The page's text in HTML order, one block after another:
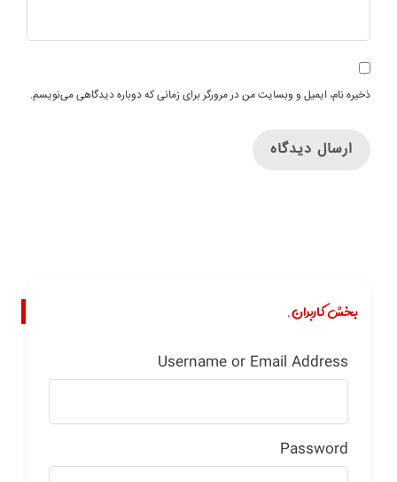
ذخیره نام، ایمیل و وبسایت من در مرورگر برای زمانی که دوباره دیدگاهی می‌نویسم.
بخش کاربران.
Username or Email Address
Password